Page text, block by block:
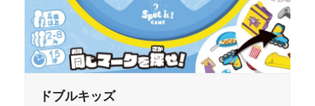
ドブルキッズ